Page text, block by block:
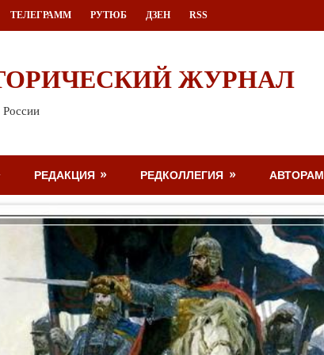
ТЕЛЕГРАММ РУТЮБ ДЗЕН RSS
ЖУРНАЛ
РЕДАКЦИЯ РЕДКОЛЛЕГИЯ АВТОРАМ